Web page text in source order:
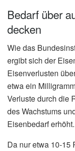
Bedarf über
decken
Wie das
ergibt sich der
Eisenverlusten
etwa ein
Verluste durch die
des Wachstums
Eisenbedarf erhöht.
Da nur etwa 10-15